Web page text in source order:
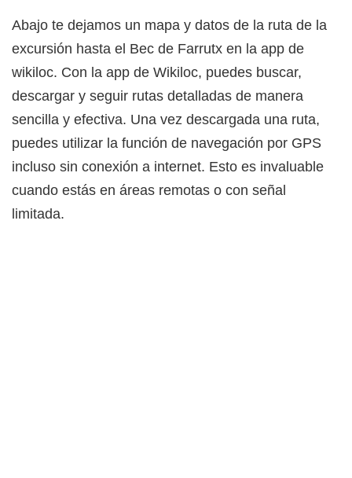
Abajo te dejamos un mapa y datos de la ruta de la
excursión hasta el Bec de Farrutx en la app de
wikiloc. Con la app de Wikiloc, puedes buscar,
descargar y seguir rutas detalladas de manera
sencilla y efectiva. Una vez descargada una ruta,
puedes utilizar la función de navegación por GPS
incluso sin conexión a internet. Esto es invaluable
cuando estás en áreas remotas o con señal
limitada.